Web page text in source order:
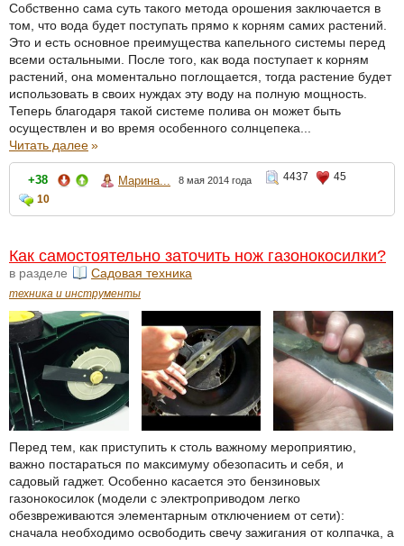
Собственно сама суть такого метода орошения заключается в
том, что вода будет поступать прямо к корням самих растений.
Это и есть основное преимущества капельного системы перед
всеми остальными. После того, как вода поступает к корням
растений, она моментально поглощается, тогда растение будет
использовать в своих нуждах эту воду на полную мощность.
Теперь благодаря такой системе полива он может быть
осуществлен и во время особенного солнцепека...
Читать далее»
+38 Марина... 8 мая 2014 года 4437
45
10
Как самостоятельно заточить нож газонокосилки?
в разделе Садовая техника
техника и инструменты
Перед тем, как приступить к столь важному мероприятию,
важно постараться по максимуму обезопасить и себя, и
садовый гаджет. Особенно касается это бензиновых
газонокосилок (модели с электроприводом легко
обезвреживаются элементарным отключением от сети):
сначала необходимо освободить свечу зажигания от колпачка, а